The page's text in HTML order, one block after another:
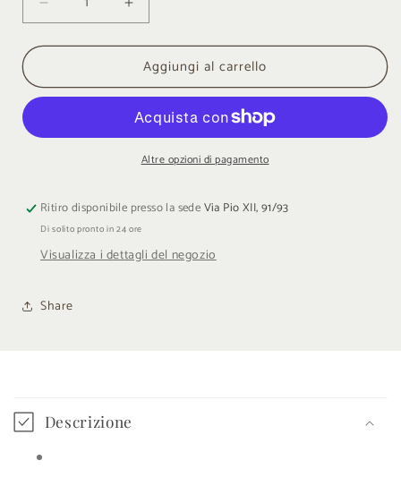
Diminuisci
quantità
per
-
VALIANT
Aumenta
quantità
per
Hamilton
-
CLASSIC
VALIANT
QUARTZ
Aggiungi al carrello
Altre opzioni di pagamento
Ritiro disponibile presso la sedeVia Pio XII, 91/93
Di solito pronto in 24 ore
Visualizza i dettagli del negozio
Share
o
n
Descrizione